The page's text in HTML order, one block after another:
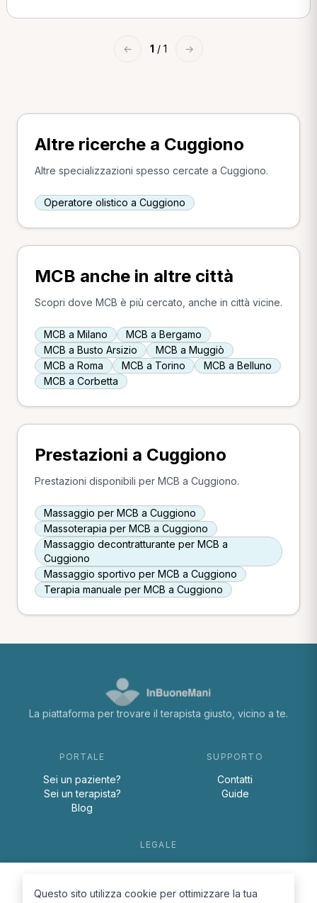
← 1 / 1 →
Altre ricerche a Cuggiono
Altre specializzazioni spesso cercate a Cuggiono.
Operatore olistico a Cuggiono
MCB anche in altre città
Scopri dove MCB è più cercato, anche in città vicine.
MCB a Milano
MCB a Bergamo
MCB a Busto Arsizio
MCB a Muggiò
MCB a Roma
MCB a Torino
MCB a Belluno
MCB a Corbetta
Prestazioni a Cuggiono
Prestazioni disponibili per MCB a Cuggiono.
Massaggio per MCB a Cuggiono
Massoterapia per MCB a Cuggiono
Massaggio decontratturante per MCB a
Cuggiono
Massaggio sportivo per MCB a Cuggiono
Terapia manuale per MCB a Cuggiono
La piattaforma per trovare il terapista giusto, vicino a te.
PORTALE
Sei un paziente?
Sei un terapista?
Blog
SUPPORTO
Contatti
Guide
LEGALE
Cookie Policy
Questo sito utilizza cookie per ottimizzare la tua